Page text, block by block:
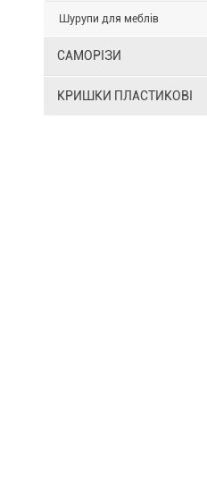
Шурупи для меблів
САМОРІЗИ
КРИШКИ ПЛАСТИКОВІ